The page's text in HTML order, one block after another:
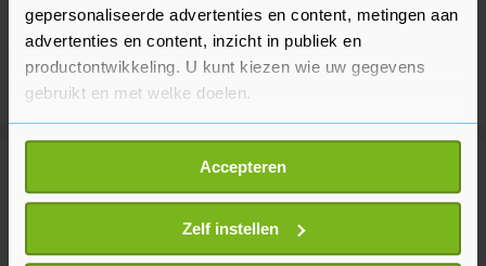
gepersonaliseerde advertenties en content, metingen aan
advertenties en content, inzicht in publiek en
productontwikkeling. U kunt kiezen wie uw gegevens
gebruikt en met welke doelen.
Als u het toestaat, willen we ook graag:
Informatie verzamelen over uw geografische
locatie, die tot een paar meter nauwkeurig kan zijn
Uw apparaat identificeren door het actief te
scannen op specifieke eigenschappen (fingerprinting)
Accepteren
Zelf instellen
Meer uit Voetbal
Excelsior wint openingsduel